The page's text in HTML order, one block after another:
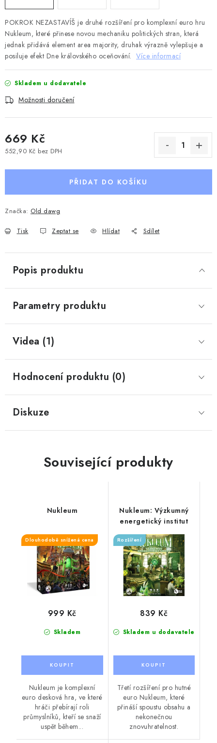
Kalendář akcí Bohemian Games 🎉
Kde koupit hry Bohemian Games
Zákaznická podpora
Provizní systém
POKROK NEZASTAVÍŠ je druhé rozšíření pro komplexní euro hru
Nukleum, které přinese novou mechaniku politických stran, která
jednak přidává element area majority, druhak výrazně vylepšuje a
posiluje efekt Dne královského oceňování. Více informací
Skladem u dodavatele
Možnosti doručení
669 Kč
552,90 Kč bez DPH
PŘIDAT DO KOŠÍKU
Značka: Old dawg
Tisk Zeptat se Hlídat Sdílet
Popis produktu
Parametry produktu
Videa (1)
Hodnocení produktu (0)
Diskuze
Související produkty
Nukleum
Dlouhodobě snížená cena
Skladem
999 Kč
Nukleum je komplexní
euro desková hra, ve které
hráči přebírají roli
průmyslníků, kteří se snaží
uspět během...
Nukleum: Výzkumný
energetický institut
Rozšíření
Skladem u dodavatele
839 Kč
Třetí rozšíření pro hutné
euro Nukleum, které
přináší spoustu obsahu a
nekonečnou
znovuhratelnost.